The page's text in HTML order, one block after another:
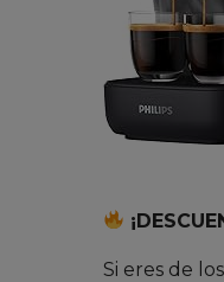
Si eres de